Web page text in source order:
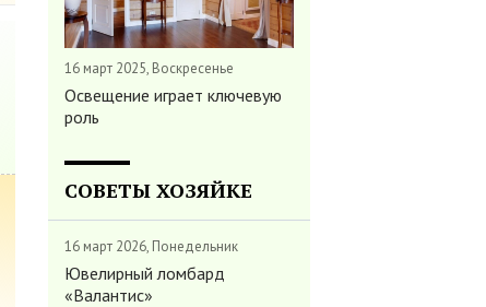
16 март 2025, Воскресенье
Освещение играет ключевую
роль
СОВЕТЫ ХОЗЯЙКЕ
16 март 2026, Понедельник
Ювелирный ломбард
«Валантис»